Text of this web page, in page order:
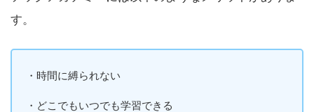
す。
・時間に縛られない
・どこでもいつでも学習できる